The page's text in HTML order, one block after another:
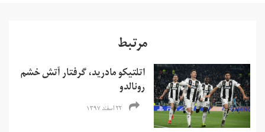
مرتبط
اتلتیکو مادرید، گرفتار آتش خشم
رونالدو
۲۲ اسفند ۱۳۹۷